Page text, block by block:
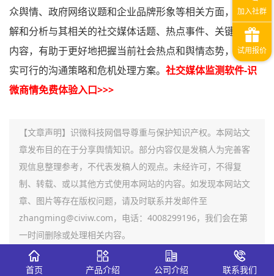
众舆情、政府网络议题和企业品牌形象等相关方面，及时了
解和分析与其相关的社交媒体话题、热点事件、关键人物等
内容，有助于更好地把握当前社会热点和舆情态势，制定切
实可行的沟通策略和危机处理方案。 社交媒体监测软件-识
微商情免费体验入口>>>
【文章声明】识微科技网倡导尊重与保护知识产权。本网站文
章发布目的在于分享舆情知识。部分内容仅是发稿人为完善客
观信息整理参考，不代表发稿人的观点。未经许可，不得复
制、转载、或以其他方式使用本网站的内容。如发现本网站文
章、图片等存在版权问题，请及时联系并发邮件至
zhangming@civiw.com，电话：4008299196，我们会在第
一时间删除或处理相关内容。
首页 产品介绍 公司介绍 联系我们